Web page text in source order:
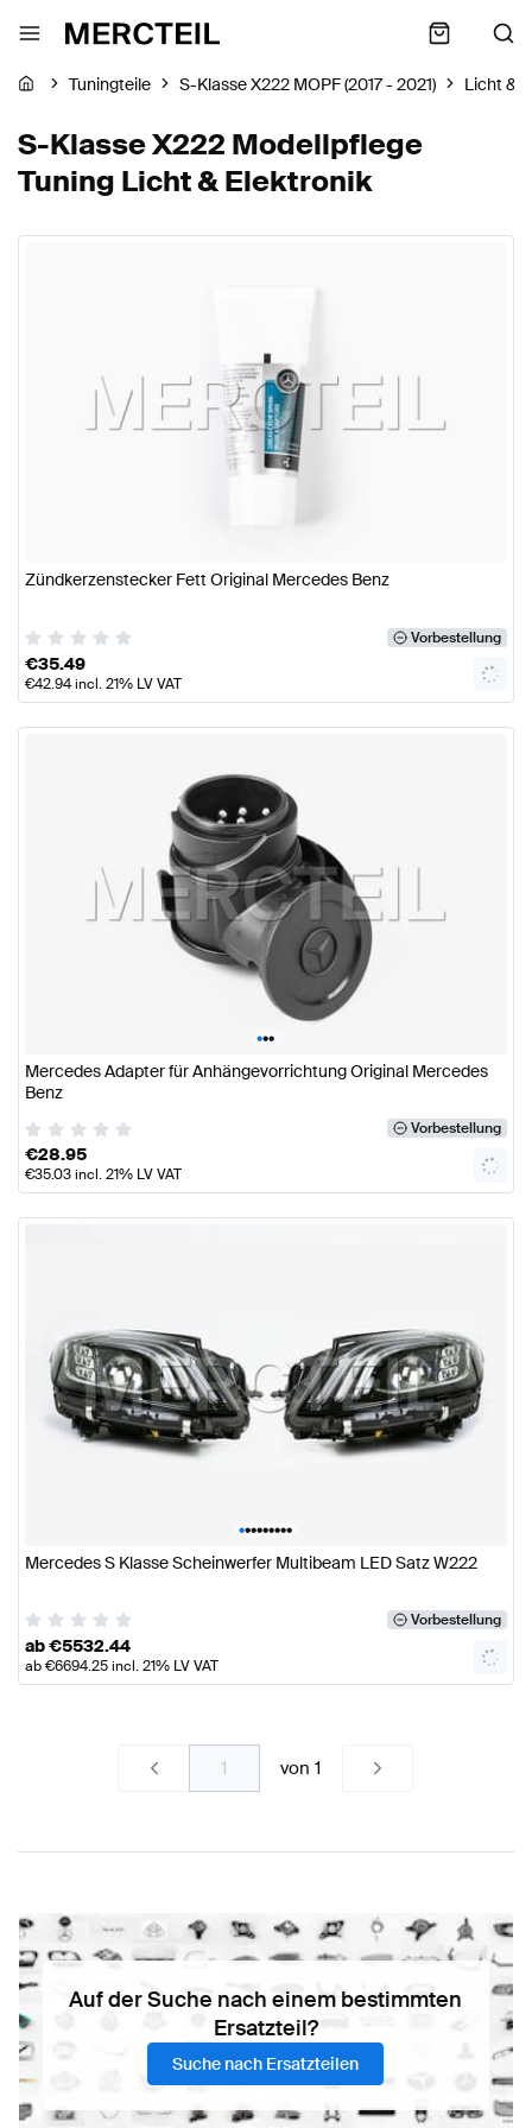
Tuningteile S-Klasse X222 MOPF (2017 - 2021) Licht &
S-Klasse X222 Modellpflege
Tuning Licht & Elektronik
Zündkerzenstecker Fett Original Mercedes Benz
Vorbestellung
€35.49
€42.94incl. 21% LV VAT
•••
Mercedes Adapter für Anhängevorrichtung Original Mercedes
Benz
Vorbestellung
€28.95
€35.03incl. 21% LV VAT
•••••••••
Mercedes S Klasse Scheinwerfer Multibeam LED Satz W222
Vorbestellung
ab€5532.44
ab€6694.25incl. 21% LV VAT
von1
Auf der Suche nach einem bestimmten
Ersatzteil?
Suche nach Ersatzteilen